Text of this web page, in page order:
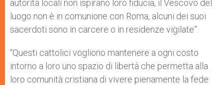
autorità locali non ispirano loro fiducia, il Vescovo del
luogo non è in comunione con Roma, alcuni dei suoi
sacerdoti sono in carcere o in residenze vigilate”.
“Questi cattolici vogliono mantenere a ogni costo
intorno a loro uno spazio di libertà che permetta alla
loro comunità cristiana di vivere pienamente la fede